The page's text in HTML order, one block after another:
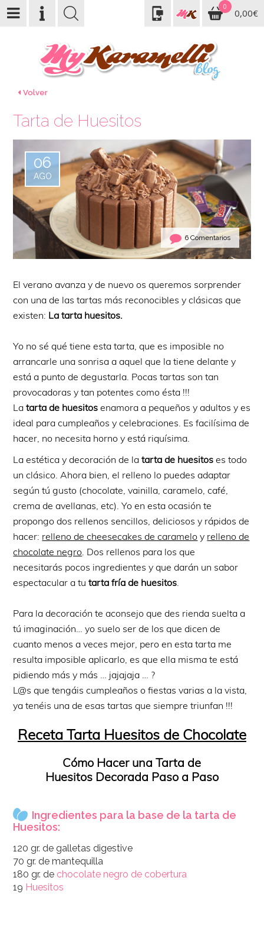
0
0,00€
Volver
Tarta de Huesitos
06
AGO
6 Comentarios
El verano avanza y de nuevo os queremos sorprender
con una de las tartas más reconocibles y clásicas que
existen: La tarta huesitos.
Yo no sé qué tiene esta tarta, que es imposible no
arrancarle una sonrisa a aquel que la tiene delante y
está a punto de degustarla. Pocas tartas son tan
provocadoras y tan potentes como ésta !!!
Latarta de huesitosenamora a pequeños y adultos y es
ideal para cumpleaños y celebraciones. Es facilísima de
hacer, no necesita horno y está riquísima.
La estética y decoración de la tarta de huesitos es todo
un clásico. Ahora bien, el relleno lo puedes adaptar
según tú gusto (chocolate, vainilla, caramelo, café,
crema de avellanas, etc). Yo en esta ocasión te
propongo dos rellenos sencillos, deliciosos y rápidos de
hacer: relleno de cheesecakes de caramelo y relleno de
chocolate negro . Dos rellenos para los que
necesitarás pocos ingredientes y que darán un sabor
espectacular a tutarta fría de huesitos
Para la decoración te aconsejo que des rienda suelta a
tú imaginación… yo suelo ser de los que dicen de
cuanto menos a veces mejor, pero en esta tarta me
resulta imposible aplicarlo, es que ella misma te está
pidiendo más y más … jajajaja … ?
L@s que tengáis cumpleaños o fiestas varias a la vista,
ya tenéis una de esas tartas que siempre triunfan !!!
Receta Tarta Huesitos de Chocolate
Cómo Hacer una Tarta de
Huesitos Decorada Paso a Paso
Ingredientes para la base de la tarta de
Huesitos:
120 gr. de galletas digestive
70 gr. de mantequilla
180 gr. de chocolate negro de cobertura
19 Huesitos